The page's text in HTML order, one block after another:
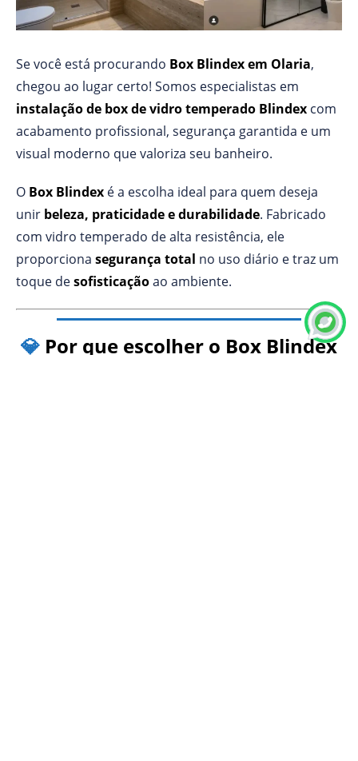
Se você está procurando Box Blindex em Olaria,
chegou ao lugar certo! Somos especialistas em
instalação de box de vidro temperado Blindex com
acabamento profissional, segurança garantida e um
visual moderno que valoriza seu banheiro.
O Box Blindex é a escolha ideal para quem deseja
unir beleza, praticidade e durabilidade. Fabricado
com vidro temperado de alta resistência, ele
proporciona segurança total no uso diário e traz um
toque desofisticaçãoao ambiente.
💎 Por que escolher o Box Blindex